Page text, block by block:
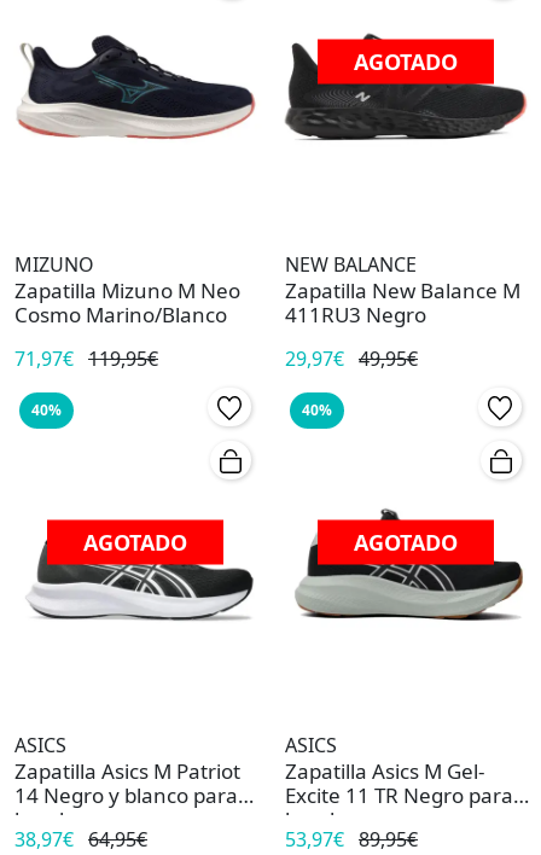
MIZUNO
Zapatilla Mizuno M Neo
Cosmo Marino/Blanco
71,97€ 119,95€
AGOTADO
NEW BALANCE
Zapatilla New Balance M
411RU3 Negro
29,97€ 49,95€
40%
AGOTADO
ASICS
Zapatilla Asics M Patriot
14 Negro y blanco para
hombre
38,97€ 64,95€
40%
AGOTADO
ASICS
Zapatilla Asics M Gel-
Excite 11 TR Negro para
hombre
53,97€ 89,95€